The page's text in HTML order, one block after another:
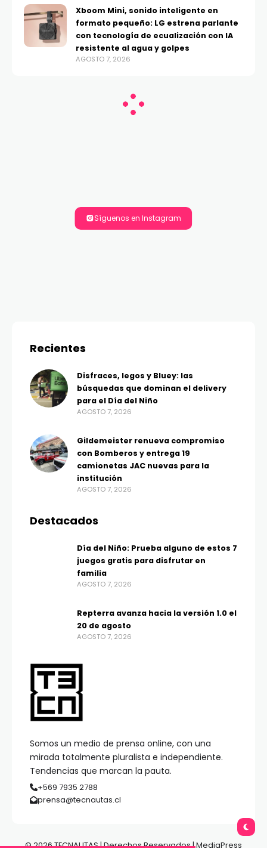
Xboom Mini, sonido inteligente en
formato pequeño: LG estrena parlante
con tecnología de ecualización con IA
resistente al agua y golpes
AGOSTO 7, 2026
Síguenos en Instagram
Somos un medio de prensa online, con una
mirada totalmente pluralista e independiente.
Tendencias que marcan la pauta.
+569 7935 2788
prensa@tecnautas.cl
Recientes
Disfraces, legos y Bluey: las
búsquedas que dominan el delivery
para el Día del Niño
AGOSTO 7, 2026
Gildemeister renueva compromiso
con Bomberos y entrega 19
camionetas JAC nuevas para la
institución
AGOSTO 7, 2026
Destacados
Día del Niño: Prueba alguno de estos 7
juegos gratis para disfrutar en
familia
AGOSTO 7, 2026
Repterra avanza hacia la versión 1.0 el
20 de agosto
AGOSTO 7, 2026
© 2026 TECNAUTAS | Derechos Reservados | MediaPress